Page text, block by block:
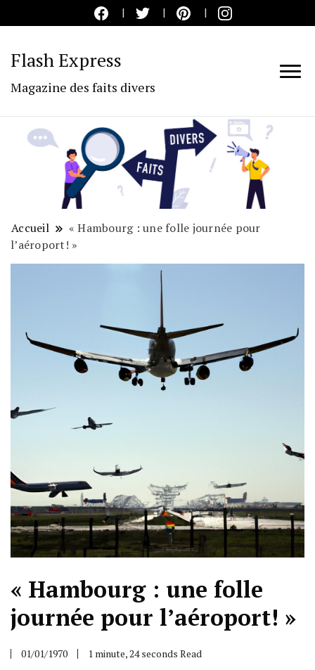
Flash Express
Magazine des faits divers
Accueil
« Hambourg : une folle journée pour
l’aéroport! »
« Hambourg : une folle
journée pour l’aéroport! »
01/01/1970 1 minute, 24 seconds Read